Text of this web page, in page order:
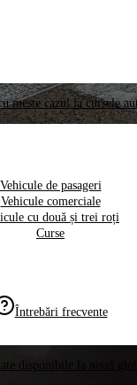
meste cazul la cursele
Vehicule de pasageri
Vehicule comerciale
cu două și trei roți
Curse
Întrebări frecvente
disponibile la nivel